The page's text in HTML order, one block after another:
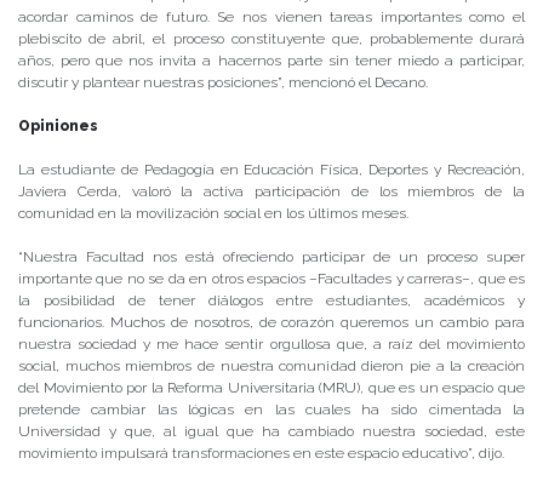
acordar caminos de futuro. Se nos vienen tareas importantes como el
plebiscito de abril, el proceso constituyente que, probablemente durará
años, pero que nos invita a hacernos parte sin tener miedo a participar,
discutir y plantear nuestras posiciones”, mencionó el Decano.
Opiniones
La estudiante de Pedagogía en Educación Física, Deportes y Recreación,
Javiera Cerda, valoró la activa participación de los miembros de la
comunidad en la movilización social en los últimos meses.
“Nuestra Facultad nos está ofreciendo participar de un proceso super
importante que no se da en otros espacios –Facultades y carreras–, que es
la posibilidad de tener diálogos entre estudiantes, académicos y
funcionarios. Muchos de nosotros, de corazón queremos un cambio para
nuestra sociedad y me hace sentir orgullosa que, a raíz del movimiento
social, muchos miembros de nuestra comunidad dieron pie a la creación
del Movimiento por la Reforma Universitaria (MRU), que es un espacio que
pretende cambiar las lógicas en las cuales ha sido cimentada la
Universidad y que, al igual que ha cambiado nuestra sociedad, este
movimiento impulsará transformaciones en este espacio educativo”, dijo.